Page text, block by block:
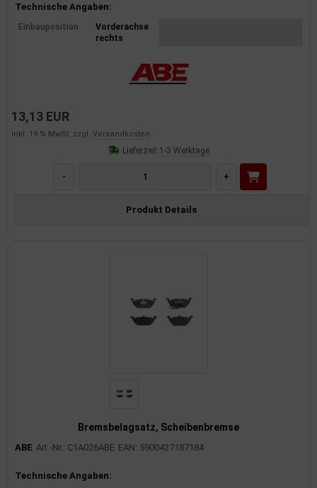
Produktinformationen
Technische Angaben:
Einbauposition
Vorderachse
rechts
13,13 EUR
inkl. 19 % MwSt. zzgl. Versandkosten
Lieferzeit:1-3 Werktage
- +
Produkt Details
Bremsbelagsatz, Scheibenbremse
ABE Art.-Nr.: C1A026ABE EAN: 5900427187184
Produktinformationen
Technische Angaben: